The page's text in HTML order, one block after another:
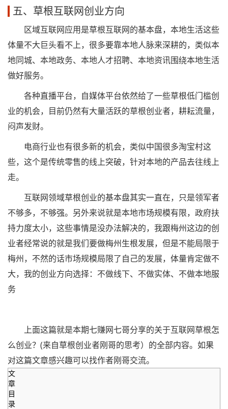
五、草根互联网创业方向
区域互联网应用是草根互联网的基本盘，本地生活这些
体量不大巨头看不上，很多要靠本地人脉来深耕的，类似本
地同城、本地政务、本地人才招聘、本地资讯围绕本地生活
做好服务。
各种直播平台，自媒体平台依然给了一些草根低门槛创
业的机会，目前仍然有大量活跃的草根创业者，耕耘流量，
闷声发财。
电商行业也有很多新的机会，类似中国很多淘宝村这
些，这个是传统零售的线上突破，针对本地的产品去往线上
走。
互联网领域草根创业的基本盘其实一直在，只是领军者
不够多，不够强。另外来说就是本地市场规模有限，政府扶
持力度太小，这些事情是没办法解决的，我跟梅州这边的创
业者经常说的就是我们要做梅州生根发展，但是不能局限于
梅州，不然的话市场规模局限了自己的发展，体量肯定做不
大，我的创业方向选择：不做线下、不做实体、不做本地服
务
上面这篇就是本期七赚网七哥分享的关于互联网草根怎
么创业？(来自草根创业者刚哥的思考）的全部内容。如果
对这篇文章感兴趣可以找作者刚哥交流。
文
章
目
录